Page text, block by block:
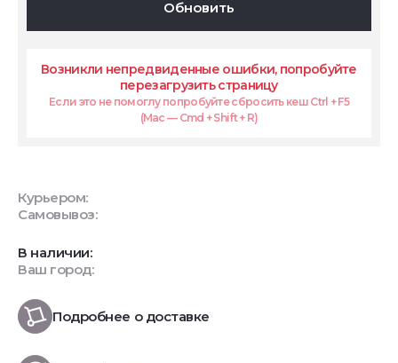
Обновить
Возникли непредвиденные ошибки, попробуйте
перезагрузить страницу
Если это не помоглу попробуйте сбросить кеш Ctrl + F5
(Mac — Cmd + Shift + R)
Курьером:
Самовывоз:
В наличии:
Ваш город:
Подробнее о доставке